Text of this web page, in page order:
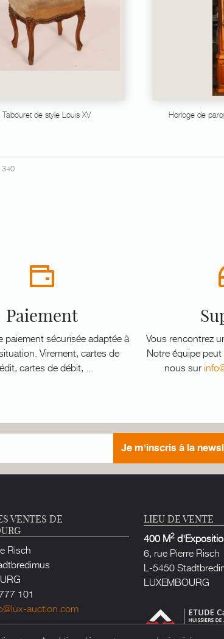
Tabouret de style Louis XV Horloge de
Paiement
paiement sécurisée adaptée à
Virement, cartes de
cartes de débit, ...
Vous rencontrez
Notre équipe
nous sur
Je m'inscris à la
VENTES DE
Risch
101
auction.com
LIEU DE VENTE
400 M2
6, rue Pierre Risch
L-5450
LUXEMBOURG